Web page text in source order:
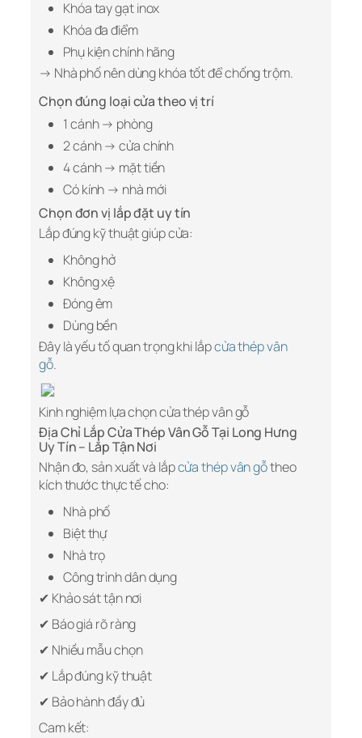
Khóa tay gạt inox
Khóa đa điểm
Phụ kiện chính hãng
→ Nhà phố nên dùng khóa tốt để chống trộm.
Chọn đúng loại cửa theo vị trí
1 cánh → phòng
2 cánh → cửa chính
4 cánh → mặt tiền
Có kính → nhà mới
Chọn đơn vị lắp đặt uy tín
Lắp đúng kỹ thuật giúp cửa:
Không hở
Không xệ
Đóng êm
Dùng bền
Đây là yếu tố quan trọng khi lắpcửa thép vân
gỗ.
Kinh nghiệm lựa chọn cửa thép vân gỗ
Địa Chỉ Lắp Cửa Thép Vân Gỗ Tại Long Hưng
Uy Tín – Lắp Tận Nơi
Nhận đo, sản xuất và lắpcửa thép vân gỗtheo
kích thước thực tế cho:
Nhà phố
Biệt thự
Nhà trọ
Công trình dân dụng
✔ Khảo sát tận nơi
✔ Báo giá rõ ràng
✔ Nhiều mẫu chọn
✔ Lắp đúng kỹ thuật
✔ Bảo hành đầy đủ
Cam kết: